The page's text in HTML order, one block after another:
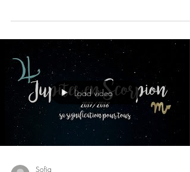
avec Neptune en Poissons dans un aspect de
Load video